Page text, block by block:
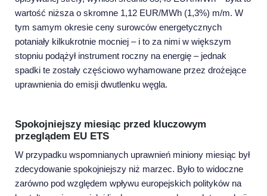
wartość niższa o skromne 1,12 EUR/MWh (1,3%) m/m. W
tym samym okresie ceny surowców energetycznych
potaniały kilkukrotnie mocniej – i to za nimi w większym
stopniu podążył instrument roczny na energię – jednak
spadki te zostały częściowo wyhamowane przez drożejące
uprawnienia do emisji dwutlenku węgla.
Spokojniejszy miesiąc przed kluczowym
przeglądem EU ETS
W przypadku wspomnianych uprawnień miniony miesiąc był
zdecydowanie spokojniejszy niż marzec. Było to widoczne
zarówno pod względem wpływu europejskich polityków na